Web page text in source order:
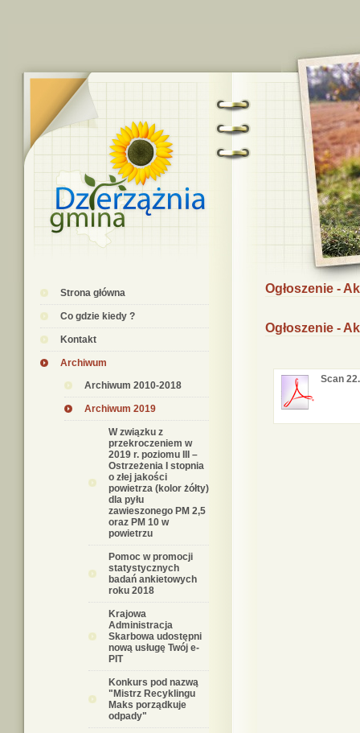
Strona główna
Co gdzie kiedy ?
Kontakt
Archiwum
Archiwum 2010-2018
Archiwum 2019
W związku z
przekroczeniem w
2019 r. poziomu III –
Ostrzeżenia I stopnia
o złej jakości
powietrza (kolor żółty)
dla pyłu
zawieszonego PM 2,5
oraz PM 10 w
powietrzu
Pomoc w promocji
statystycznych
badań ankietowych
roku 2018
Krajowa
Administracja
Skarbowa udostępni
nową usługę Twój e-
PIT
Konkurs pod nazwą
"Mistrz Recyklingu
Maks porządkuje
odpady"
Ogłoszenie -
Ogłoszenie -
Scan